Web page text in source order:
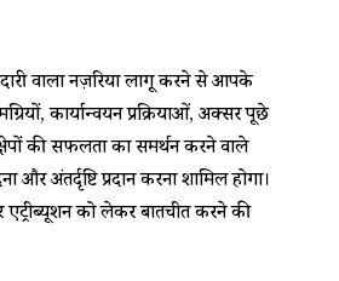
वाला नज़रिया लागू करने से आपके
कार्यान्वयन प्रक्रियाओं, अक्सर पूछे
की सफलता का समर्थन करने वाले
और अंतर्दृष्टि प्रदान करना शामिल होगा।
को लेकर बातचीत करने की